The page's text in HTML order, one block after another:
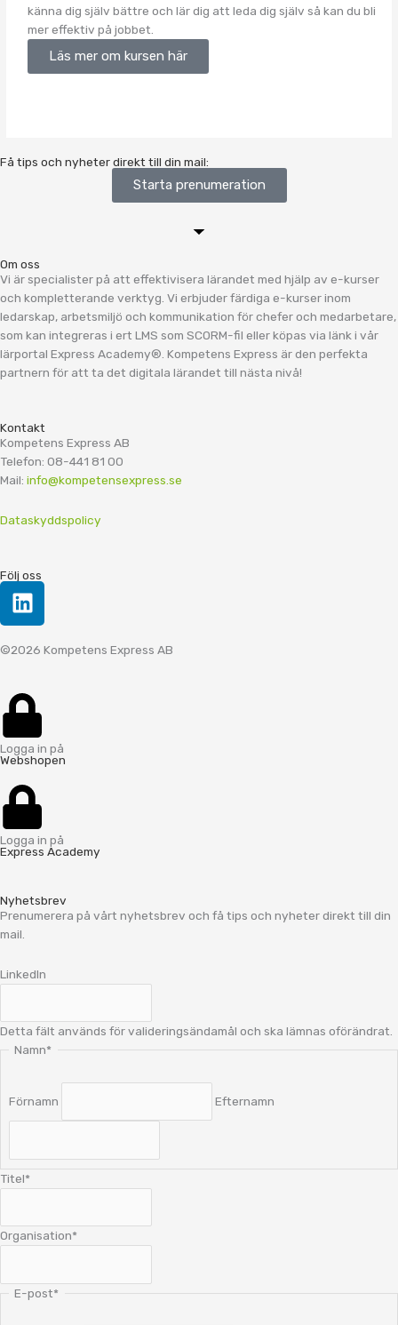
känna dig själv bättre och lär dig att leda dig själv så kan du bli
mer effektiv på jobbet.
Läs mer om kursen här
Få tips och nyheter direkt till din mail:
Starta prenumeration
Om oss
Vi är specialister på att effektivisera lärandet med hjälp av e-kurser
och kompletterande verktyg. Vi erbjuder färdiga e-kurser inom
ledarskap, arbetsmiljö och kommunikation för chefer och medarbetare,
som kan integreras i ert LMS som SCORM-fil eller köpas via länk i vår
lärportal Express Academy®. Kompetens Express är den perfekta
partnern för att ta det digitala lärandet till nästa nivå!
Kontakt
Kompetens Express AB
Telefon: 08-441 81 00
Mail: info@kompetensexpress.se
Dataskyddspolicy
Följ oss
L
i
k
d
n
©2026 Kompetens Express AB
Logga in på
Webshopen
Logga in på
Express Academy
Nyhetsbrev
Prenumerera på vårt nyhetsbrev och få tips och nyheter direkt till din
mail.
LinkedIn
Detta fält används för valideringsändamål och ska lämnas oförändrat.
Namn*
Förnamn Efternamn
Titel*
Organisation*
E-post*